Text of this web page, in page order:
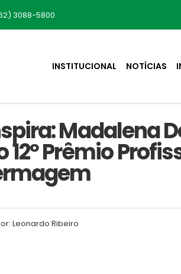
3088-5800
INSTITUCIONAL NOTÍCIAS
Madalena
Prêmio
Leonardo Ribeiro